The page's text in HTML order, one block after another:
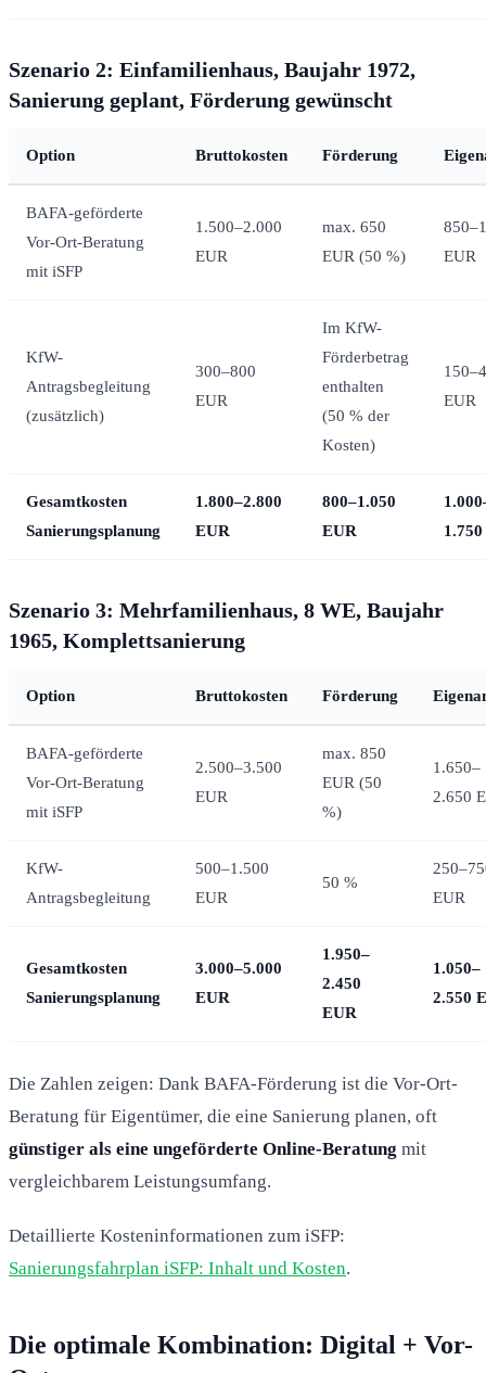
Szenario 2: Einfamilienhaus, Baujahr 1972,
Sanierung geplant, Förderung gewünscht
Option Bruttokosten Förderung
BAFA-geförderte
Vor-Ort-Beratung
mit iSFP
1.500–2.000
EUR
max. 650
EUR (50 %)
EUR
KfW-
Antragsbegleitung
(zusätzlich)
300–800
EUR
Im KfW-
Förderbetrag
enthalten
(50 % der
Kosten)
EUR
Gesamtkosten
Sanierungsplanung
1.800–2.800
EUR
800–1.050
EUR
Szenario 3: Mehrfamilienhaus, 8 WE, Baujahr
1965, Komplettsanierung
Option Bruttokosten Förderung
BAFA-geförderte
Vor-Ort-Beratung
mit iSFP
2.500–3.500
EUR
max. 850
EUR (50
%)
1.650–
2.650
KfW-
Antragsbegleitung
500–1.500
EUR
50 %
EUR
Gesamtkosten
Sanierungsplanung
3.000–5.000
EUR
1.950–
2.450
EUR
1.050–
2.550
Die Zahlen zeigen: Dank BAFA-Förderung ist die Vor-Ort-
Beratung für Eigentümer, die eine Sanierung planen, oft
günstiger als eine ungeförderte Online-Beratung mit
vergleichbarem Leistungsumfang.
Detaillierte Kosteninformationen zum iSFP:
Sanierungsfahrplan iSFP: Inhalt und Kosten.
Die optimale Kombination: Digital + Vor-